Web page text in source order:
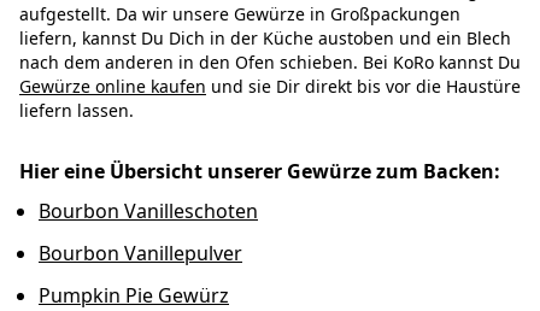
aufgestellt. Da wir unsere Gewürze in Großpackungen
liefern, kannst Du Dich in der Küche austoben und ein Blech
nach dem anderen in den Ofen schieben. Bei KoRo kannst Du
Gewürze online kaufen und sie Dir direkt bis vor die Haustüre
liefern lassen.
Hier eine Übersicht unserer Gewürze zum Backen:
Bourbon Vanilleschoten
Bourbon Vanillepulver
Pumpkin Pie Gewürz